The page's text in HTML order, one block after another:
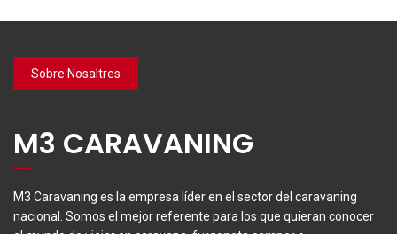
Sobre Nosaltres
M3 CARAVANING
M3 Caravaning es la empresa líder en el sector del caravaning
nacional. Somos el mejor referente para los que quieran conocer